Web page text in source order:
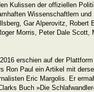
Kulissen der offiziellen
Wissenschaftlern
Gar Alperovitz, Robert
Morris, Peter Dale Scott,
erschien auf der
Ron Paul ein Artikel mit
Eric Margolis. Er
Buch »Die